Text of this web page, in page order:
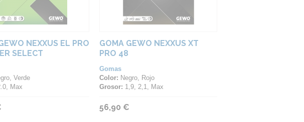
NEXXUS EL PRO
SELECT
Verde
Max
GOMA GEWO NEXXUS XT
PRO 48
Gomas
Color: Negro, Rojo
Grosor: 1,9, 2,1, Max
56,90 €